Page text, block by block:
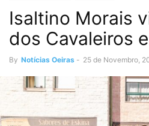
Isaltino Morais
dos Cavaleiros
By Notícias Oeiras - 25 de Novembro,